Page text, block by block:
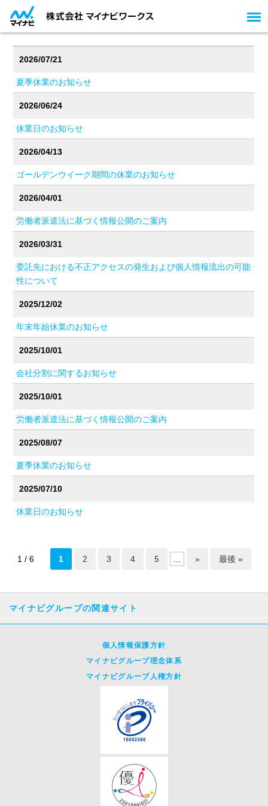
2026/07/21
夏季休業のお知らせ
2026/06/24
休業日のお知らせ
2026/04/13
ゴールデンウイーク期間の休業のお知らせ
2026/04/01
労働者派遣法に基づく情報公開のご案内
2026/03/31
委託先における不正アクセスの発生および個人情報流出の可能
性について
2025/12/02
年末年始休業のお知らせ
2025/10/01
会社分割に関するお知らせ
2025/10/01
労働者派遣法に基づく情報公開のご案内
2025/08/07
夏季休業のお知らせ
2025/07/10
休業日のお知らせ
1 / 6 1 2 3 4 5 ... » 最後 »
マイナビグループの関連サイト
個人情報保護方針
マイナビグループ理念体系
マイナビグループ人権方針